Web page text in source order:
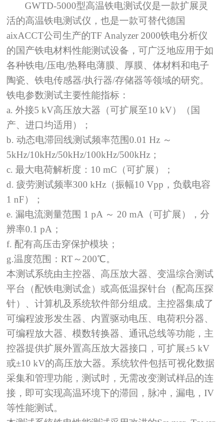
GWTD-5000型高温铁电测试仪是一款扩展灵
活的高温铁电测试仪，也是一款可替代德国
aixACCT公司生产的TF Analyzer 2000铁电分析仪
的国产铁电材料性能测试设备，可广泛地应用于如
各种铁电/压电/热释电薄膜、厚膜、体材料和电子
陶瓷、铁电传感器/执行器/存储器等领域的研究。
铁电参数测试主要性能指标：
a. 外接5 kV高压放大器（可扩展至10 kV）（国
产、进口均适用）；
b. 动态电滞回线测试频率范围0.01 Hz ～
5kHz/10kHz/50kHz/100kHz/500kHz ；
c. 最大电荷解析度： 10 mC （可扩展）；
d. 疲劳测试频率300 kHz （振幅10 Vpp ，负载电容
1 nF）；
e. 漏电流测量范围 1 pA ～ 20 mA
（可扩展），分
辨率0.1 pA ；
f. 配有高压击穿保护模块；
g.温度范围：RT～ 200℃。
本测试系统由主控器、高压放大器、变温综合测试
平台（配铁电测试盒）或高低温探针台（配高压探
针）、计算机及系统软件部分组成。主控器集成了
可编程波形发生器、内置驱动电压、电荷积分器、
可编程放大器、模数转换器、通讯总线等功能，主
控器提供扩展外置高压放大器接口，可扩展±5 kV
或±10 kV的高压放大器。系统软件包括可视化数据
采集和管理功能，测试时，无需改变测试样品的连
接，即可实现高温环境下的滞回，脉冲，漏电， IV
等性能测试。